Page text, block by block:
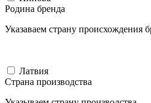
Родина бренда
Указаваем страну происхождения
Латвия
Страна производства